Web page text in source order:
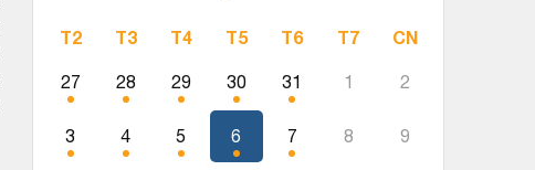
T2 T3 T4 T5 T6 T7 CN
27 28 29 30 31 1 2
3 4 5 6 7 8 9